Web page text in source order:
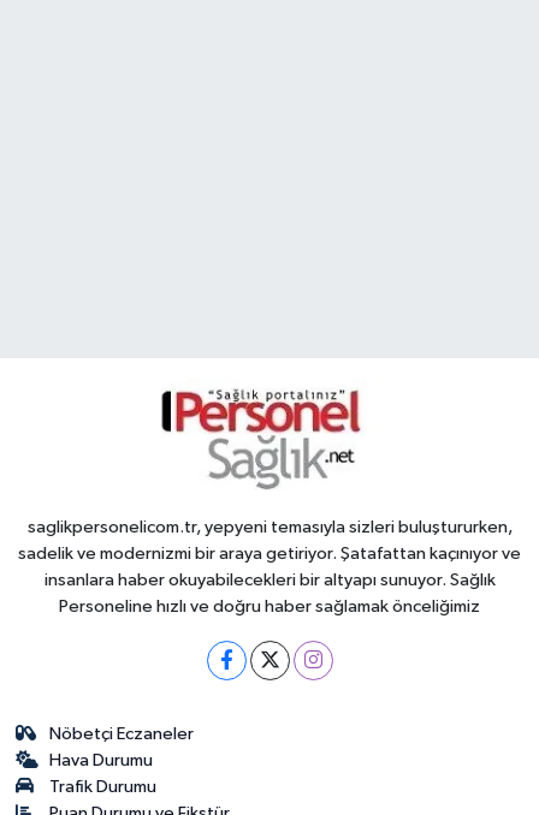
saglikpersonelicom.tr, yepyeni temasıyla sizleri buluştururken,
sadelik ve modernizmi bir araya getiriyor. Şatafattan kaçınıyor ve
insanlara haber okuyabilecekleri bir altyapı sunuyor. Sağlık
Personeline hızlı ve doğru haber sağlamak önceliğimiz
Nöbetçi Eczaneler
Hava Durumu
Trafik Durumu